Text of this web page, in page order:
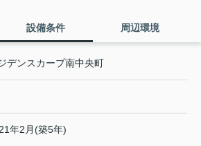
設備条件 周辺環境
デンスカープ南中央町
年2月(築5年)